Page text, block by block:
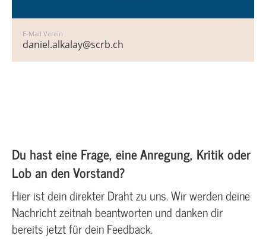
E-Mail Verein
daniel.alkalay@scrb.ch
Du hast eine Frage, eine Anregung, Kritik oder
Lob an den Vorstand?
Hier ist dein direkter Draht zu uns. Wir werden deine
Nachricht zeitnah beantworten und danken dir
bereits jetzt für dein Feedback.